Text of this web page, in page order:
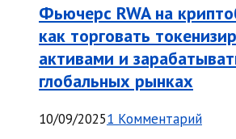
Фьючерс RWA на
как торговать
активами и
глобальных рынках
10/09/20251 Комментарий